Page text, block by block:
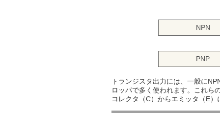
NPN
PNP
トランジスタ出力には、一般に
ロッパで多く使われます。これら
コレクタ（C）からエミッタ（E